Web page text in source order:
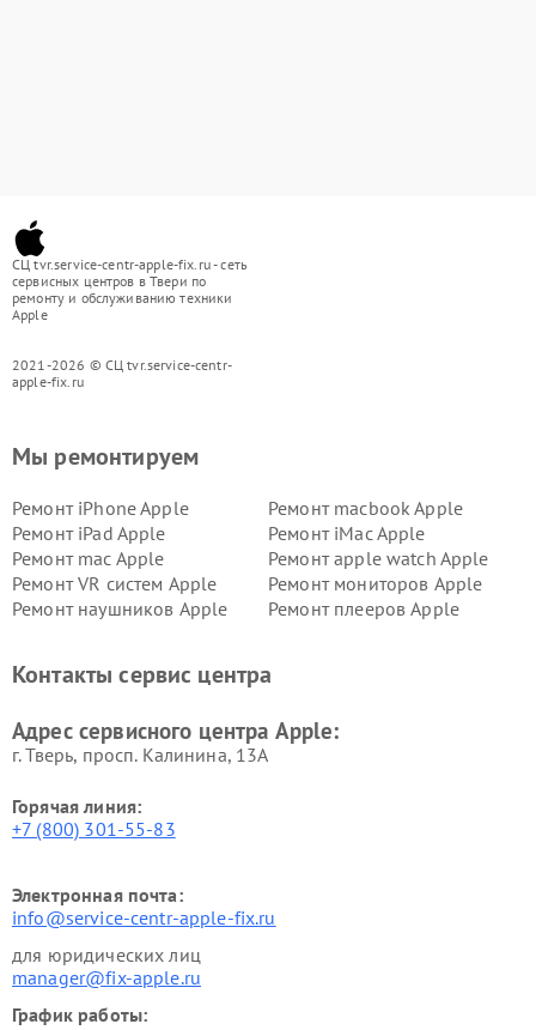
СЦ tvr.service-centr-apple-fix.ru - сеть
сервисных центров в Твери по
ремонту и обслуживанию техники
Apple
2021-2026 © СЦ tvr.service-centr-
apple-fix.ru
Мы ремонтируем
Ремонт iPhone Apple
Ремонт macbook Apple
Ремонт iPad Apple
Ремонт iMac Apple
Ремонт mac Apple
Ремонт apple watch Apple
Ремонт VR систем Apple
Ремонт мониторов Apple
Ремонт наушников Apple
Ремонт плееров Apple
Контакты сервис центра
Адрес сервисного центра Apple:
г. Тверь, просп. Калинина, 13А
Горячая линия:
+7 (800) 301-55-83
Электронная почта:
info@service-centr-apple-fix.ru
для юридических лиц
manager@fix-apple.ru
График работы: